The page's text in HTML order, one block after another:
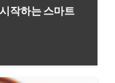
작하는 스마트